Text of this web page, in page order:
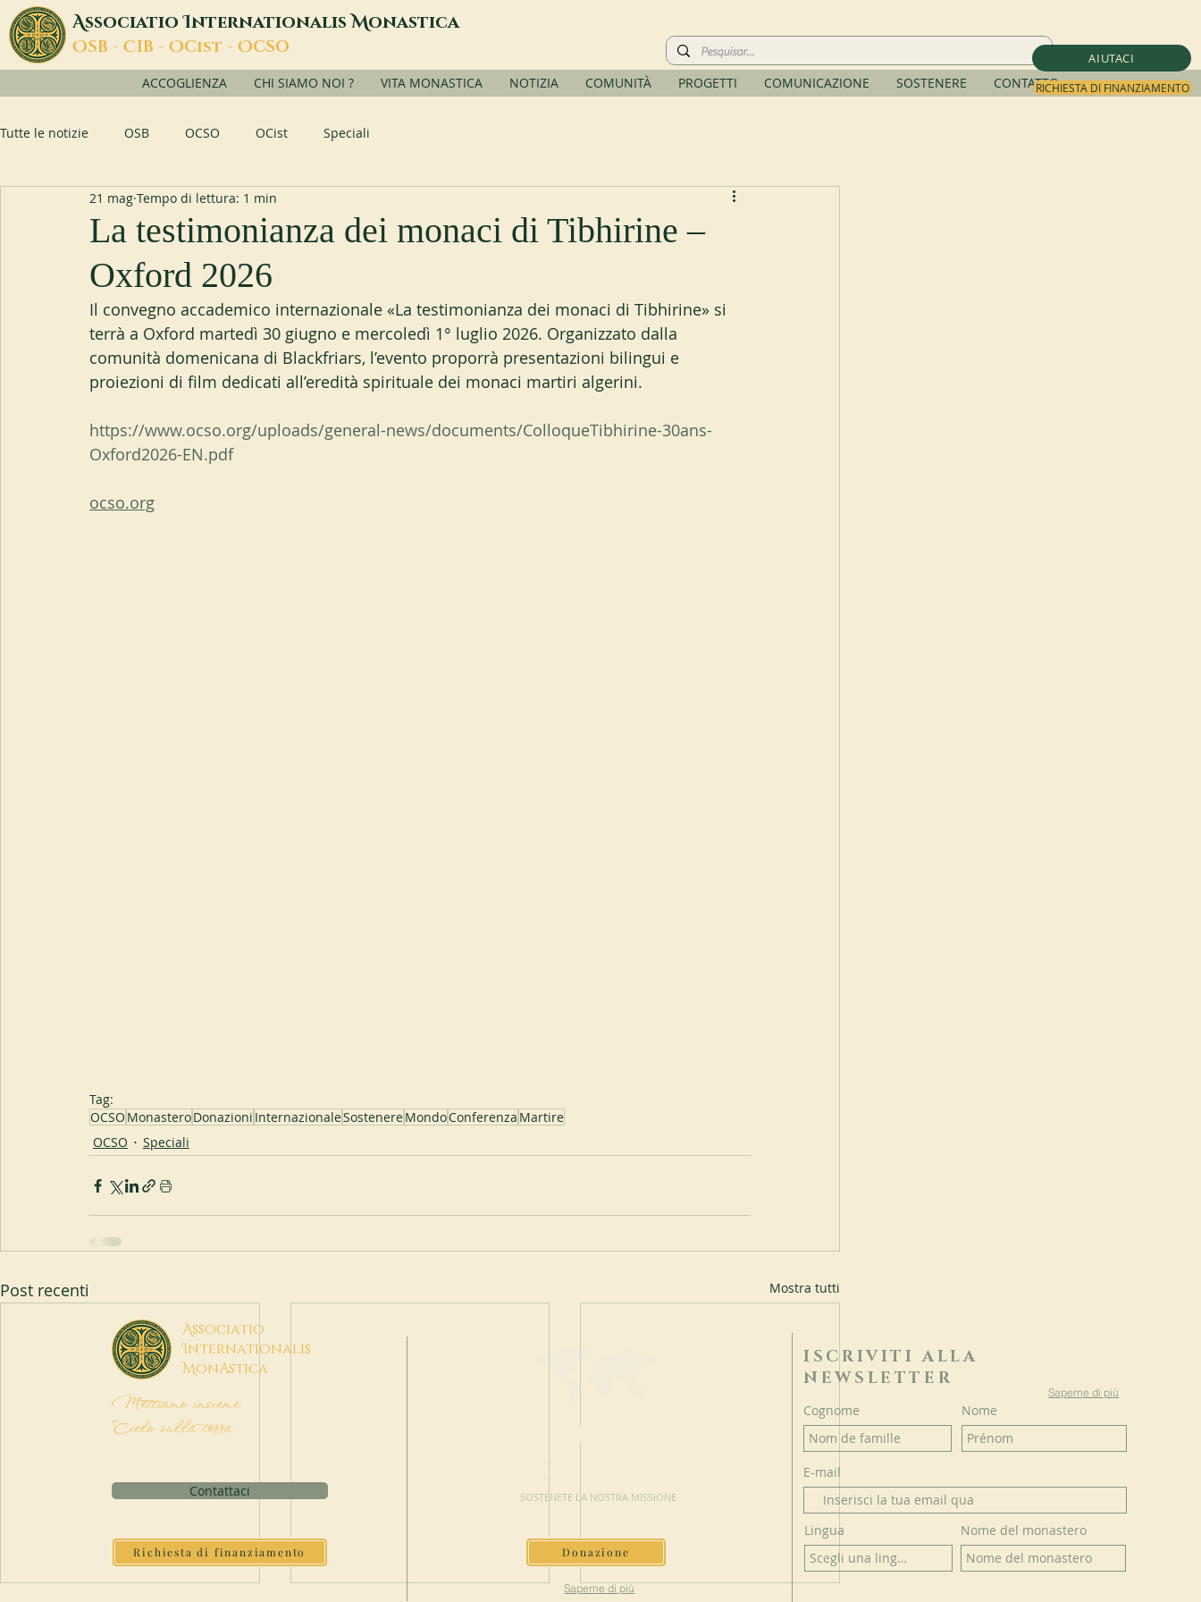
AIUTACI
RICHIESTA DI FINANZIAMENTO
AssociatioInternationalisMonastica
OSB - CIB - OCist - OCSO
ACCOGLIENZA CHI SIAMO NOI ? VITA MONASTICA NOTIZIA COMUNITÀ PROGETTI COMUNICAZIONE SOSTENERE CONTATTO
Tutte le notizie OSB OCSO OCist Speciali
La testimonianza dei monaci di Tibhirine –
Oxford 2026
21 mag Tempo di lettura: 1 min
Il convegno accademico internazionale «La testimonianza dei monaci di Tibhirine» si
terrà a Oxford martedì 30 giugno e mercoledì 1° luglio 2026. Organizzato dalla
comunità domenicana di Blackfriars, l’evento proporrà presentazioni bilingui e
proiezioni di film dedicati all’eredità spirituale dei monaci martiri algerini.
https://www.ocso.org/uploads/general-news/documents/ColloqueTibhirine-30ans-
Oxford2026-EN.pdf
ocso.org
Tag:
OCSO MonasteroDonazioni InternazionaleSostenereMondoConferenza Martire
OCSO
Speciali
Post recenti Mostra tutti
Associatio
Internationalis
MonAstica
Mettiamo insieme
Cielo sulla terra
Contattaci
Richiesta di finanziamento
FAI UNA
DONAZIONE
SOSTENETE LA NOSTRA MISSIONE
Donazione
Saperne di più
ISCRIVITI ALLA
NEWSLETTER
Saperne di più
Cognome Nome
E-mail
Lingua Nome del monastero